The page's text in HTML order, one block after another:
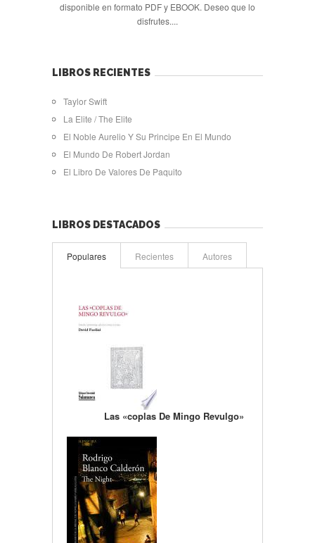
disponible en formato PDF y EBOOK. Deseo que lo
disfrutes....
LIBROS RECIENTES
Taylor Swift
La Elite / The Elite
El Noble Aurelio Y Su Principe En El Mundo
El Mundo De Robert Jordan
El Libro De Valores De Paquito
LIBROS DESTACADOS
Populares Recientes Autores
Las «coplas De Mingo Revulgo»